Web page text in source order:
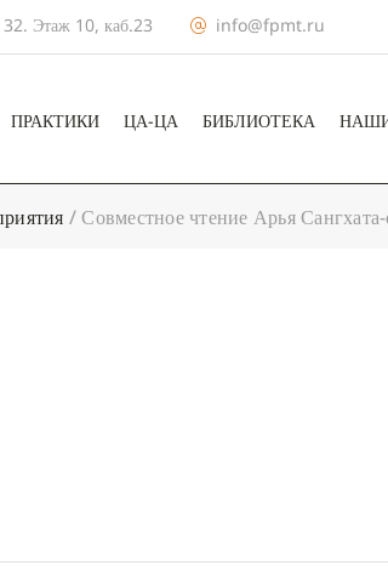
32. Этаж 10, каб.23 info@fpmt.ru
ПРАКТИКИ ЦА-ЦА БИБЛИОТЕКА
/Совместное чтение Арья